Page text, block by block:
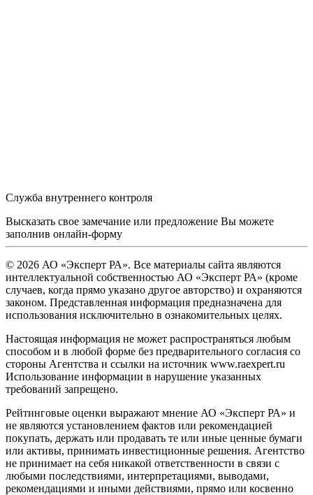
Служба внутреннего контроля
Высказать свое замечание или предложение Вы можете
заполнив онлайн-форму
© 2026 АО «Эксперт РА». Все материалы сайта являются
интеллектуальной собственностью АО «Эксперт РА» (кроме
случаев, когда прямо указано другое авторство) и охраняются
законом. Представленная информация предназначена для
использования исключительно в ознакомительных целях.
Настоящая информация не может распространяться любым
способом и в любой форме без предварительного согласия со
стороны Агентства и ссылки на источник www.raexpert.ru
Использование информации в нарушение указанных
требований запрещено.
Рейтинговые оценки выражают мнение АО «Эксперт РА» и
не являются установлением фактов или рекомендацией
покупать, держать или продавать те или иные ценные бумаги
или активы, принимать инвестиционные решения. Агентство
не принимает на себя никакой ответственности в связи с
любыми последствиями, интерпретациями, выводами,
рекомендациями и иными действиями, прямо или косвенно